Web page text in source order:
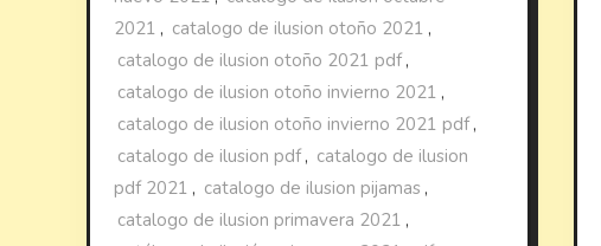
2021 , catalogo de ilusion otoño 2021 ,
catalogo de ilusion otoño 2021 pdf,
catalogo de ilusion otoño invierno 2021 ,
catalogo de ilusion otoño invierno 2021 pdf,
catalogo de ilusion pdf, catalogo de ilusion
pdf 2021 , catalogo de ilusion pijamas ,
catalogo de ilusion primavera 2021 ,